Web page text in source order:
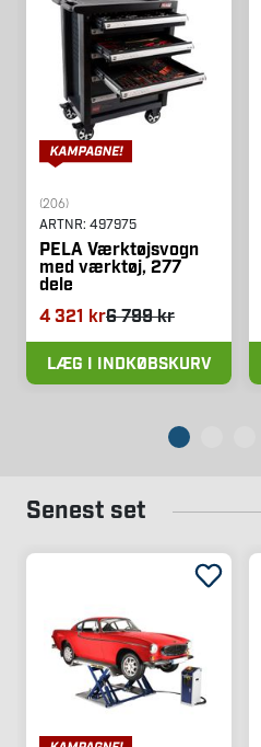
(206)
ARTNR: 497975
PELA Værktøjsvogn
med værktøj, 277
dele
4 321 kr6 799 kr
LÆG I INDKØBSKURV
Senest set